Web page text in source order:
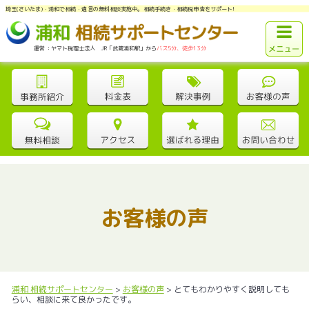
埼玉(さいたま)・浦和で相続・遺言の無料相談実施中。相続手続き・相続税申告をサポート!
運営：ヤマト税理士法人 JR「武蔵浦和駅」からバス5分、徒歩13分
お客様の声
浦和 相続サポートセンター > お客様の声> とてもわかりやすく説明しても
らい、相談に来て良かったです。